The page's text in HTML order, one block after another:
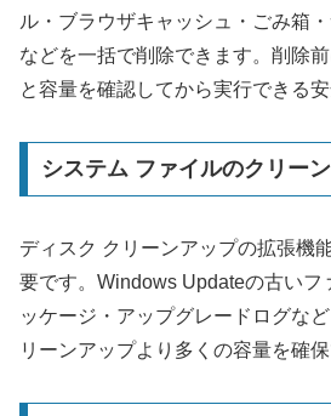
ル・ブラウザキャッシュ・ごみ箱
などを一括で削除できます。削除
と容量を確認してから実行できる
システム ファイルのクリー
ディスク クリーンアップの拡張機
要です。Windows Updateの古いフ
ッケージ・アップグレードログな
リーンアップより多くの容量を確保